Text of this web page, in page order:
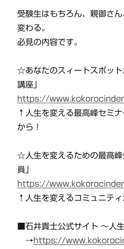
受験生はもちろん、親御さ
変わる。
必見の内容です。
☆あなたのスィートスポッ
講座」
https://
↑人生を変える最高峰セミ
から！
☆人生を変えるための最高
員」
https://
↑人生を変えるコミュニティ
■石井貴士公式サイト 〜人
→https://